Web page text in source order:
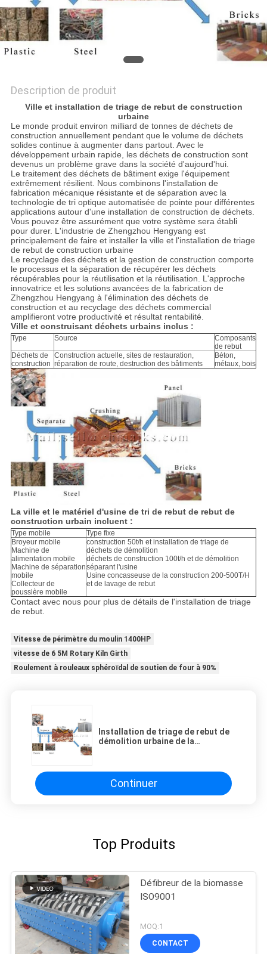
Description de produit
Ville et installation de triage de rebut de construction
urbaine
Le monde produit environ milliard de tonnes de déchets de
construction annuellement pendant que le volume de déchets
solides continue à augmenter dans partout. Avec le
développement urbain rapide, les déchets de construction sont
devenus un problème grave dans la société d'aujourd'hui.
Le traitement des déchets de bâtiment exige l'équipement
extrêmement résilient. Nous combinons l'installation de
fabrication mécanique résistante et de séparation avec la
technologie de tri optique automatisée de pointe pour différentes
applications autour d'une installation de construction de déchets.
Vous pouvez être assurément que votre système sera établi
pour durer. L'industrie de Zhengzhou Hengyang est
principalement de faire et installer la ville et l'installation de triage
de rebut de construction urbaine
Le recyclage des déchets et la gestion de construction comporte
le processus et la séparation de récupérer les déchets
récupérables pour la réutilisation et la réutilisation. L'approche
innovatrice et les solutions avancées de la fabrication de
Zhengzhou Hengyang à l'élimination des déchets de
construction et au recyclage des déchets commercial
amplifieront votre productivité et résultat rentabilité.
Ville et construisant déchets urbains inclus :
Type Source
Composants
de rebut
Déchets de
construction
Construction actuelle, sites de restauration,
réparation de route, destruction des bâtiments
Béton,
métaux, bois
La ville et le matériel d'usine de tri de rebut de rebut de
construction urbain incluent :
Type mobile
Type fixe
Broyeur mobile
Machine de
alimentation mobile
Machine de séparation
mobile
Collecteur de
poussière mobile
construction 50t/h et installation de triage de
déchets de démolition
déchets de construction 100t/h et de démolition
séparant l'usine
Usine concasseuse de la construction 200-500T/H
et de lavage de rebut
Contact avec nous pour plus de détails de l'installation de triage
de rebut.
Vitesse de périmètre du moulin 1400HP
vitesse de 6 5M Rotary Kiln Girth
Roulement à rouleaux sphéroïdal de soutien de four à 90%
Installation de triage de rebut de
démolition urbaine de la
Continuer
Top Produits
Défibreur de la biomasse
ISO9001
MOQ:1
CONTACT